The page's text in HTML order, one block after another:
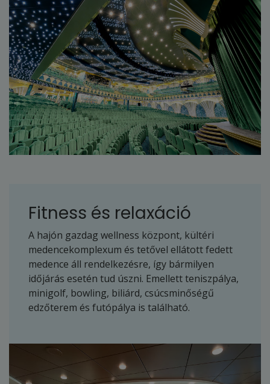
Fitness és relaxáció
A hajón gazdag wellness központ, kültéri
medencekomplexum és tetővel ellátott fedett
medence áll rendelkezésre, így bármilyen
időjárás esetén tud úszni. Emellett teniszpálya,
minigolf, bowling, biliárd, csúcsminőségű
edzőterem és futópálya is található.